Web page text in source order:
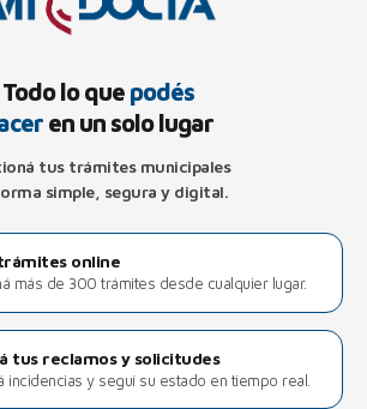
Todo lo que podés
en un solo lugar
tus trámites municipales
simple, segura y digital.
online
más de 300 trámites desde cualquier lugar.
tus reclamos y solicitudes
incidencias y seguí su estado en tiempo real.